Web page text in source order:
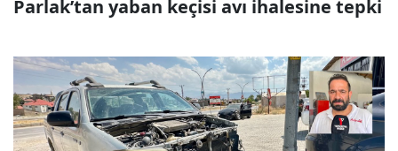
Parlak’tan yaban keçisi avı ihalesine tepki